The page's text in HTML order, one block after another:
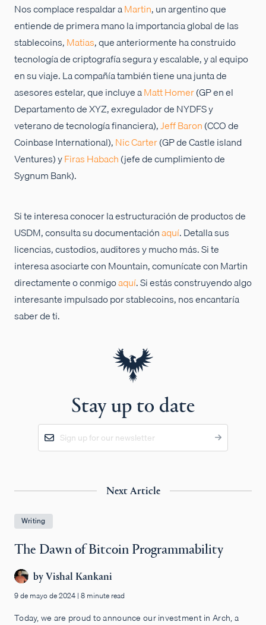
Nos complace respaldar aMartin, un argentino que
entiende de primera mano la importancia global de las
stablecoins,Matias, que anteriormente ha construido
tecnología de criptografía segura y escalable, y al equipo
en su viaje. La compañía también tiene una junta de
asesores estelar, que incluye aMatt Homer(GP en el
Departamento de XYZ, exregulador de NYDFS y
veterano de tecnología financiera),Jeff Baron(CCO de
Coinbase International),Nic Carter(GP de Castle island
Ventures) yFiras Habach(jefe de cumplimiento de
Sygnum Bank).
Si te interesa conocer la estructuración de productos de
USDM, consulta su documentaciónaquí. Detalla sus
licencias, custodios, auditores y mucho más. Si te
interesa asociarte con Mountain, comunícate con Martin
directamente o conmigoaquí. Si estás construyendo algo
interesante impulsado por stablecoins, nos encantaría
saber de ti.
Stay up to date
Next Article
Writing
The Dawn of Bitcoin Programmability
byVishal Kankani
9 de mayo de 2024 | 8 minute read
Today, we are proud to announce our investment in Arch, a